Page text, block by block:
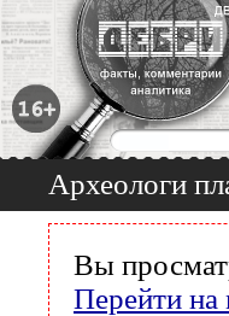
Археологи
Вы
Перейти